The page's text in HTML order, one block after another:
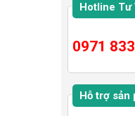
Hotline Tư
0971
Hỗ trợ sản